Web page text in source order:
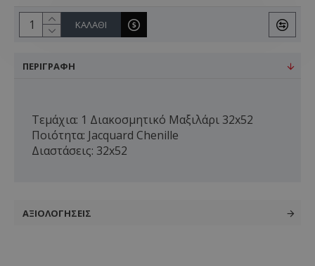
ΚΑΛΆΘΙ
ΠΕΡΙΓΡΑΦΉ
Τεμάχια: 1 Διακοσμητικό Μαξιλάρι 32x52
Ποιότητα: Jacquard Chenille
Διαστάσεις: 32x52
ΑΞΙΟΛΟΓΉΣΕΙΣ